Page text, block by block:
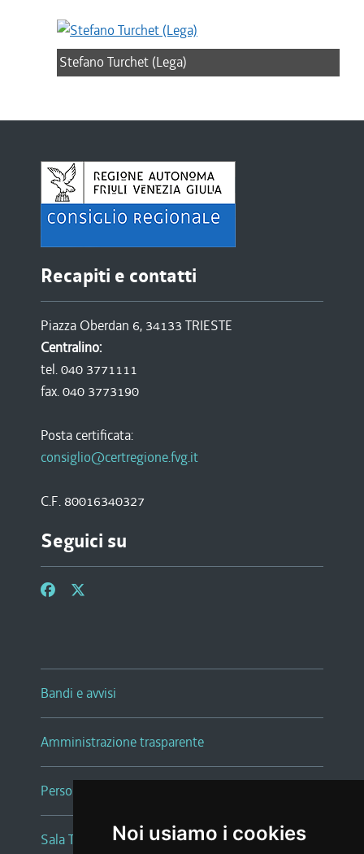
Noi usiamo i cookies
Stefano Turchet (Lega)
Recapiti e contatti
Piazza Oberdan 6, 34133 TRIESTE
Centralino:
tel. 040 3771111
fax. 040 3773190
Posta certificata:
consiglio@certregione.fvg.it
C.F. 80016340327
Seguici su
Bandi e avvisi
Amministrazione trasparente
Persone e Uffici
Sala Tiziano Tessitori